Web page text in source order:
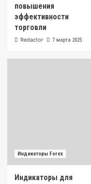
повышения
эффективности
торговли
Redactor 7 марта 2025
Индикаторы Forex
Индикаторы для